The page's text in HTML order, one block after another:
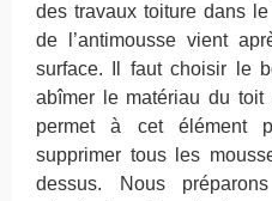
des travaux toiture dans
de l’antimousse vient
surface. Il faut choisir le
abîmer le matériau du toit
permet à cet élément
supprimer tous les
dessus. Nous